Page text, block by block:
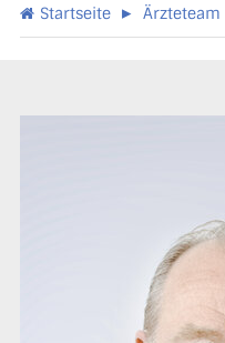
Startseite ▸ Ärzteteam